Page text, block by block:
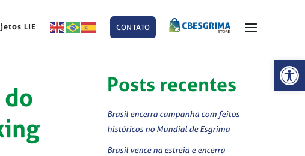
Abrir
LIE CONTATO
Posts recentes
Brasil encerra campanha com feitos
históricos no Mundial de Esgrima
Brasil vence na estreia e encerra